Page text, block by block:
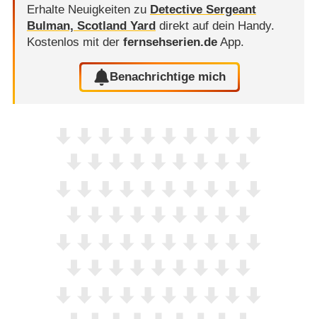
Erhalte Neuigkeiten zu Detective Sergeant
Bulman, Scotland Yarddirekt auf dein Handy.
Kostenlos mit der fernsehserien.deApp.
Benachrichtige mich